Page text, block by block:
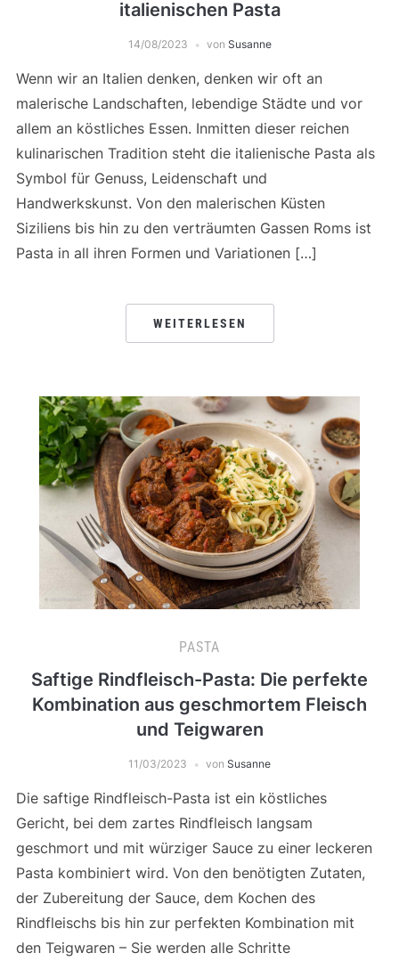
italienischen Pasta
14/08/2023 von Susanne
Wenn wir an Italien denken, denken wir oft an
malerische Landschaften, lebendige Städte und vor
allem an köstliches Essen. Inmitten dieser reichen
kulinarischen Tradition steht die italienische Pasta als
Symbol für Genuss, Leidenschaft und
Handwerkskunst. Von den malerischen Küsten
Siziliens bis hin zu den verträumten Gassen Roms ist
Pasta in all ihren Formen und Variationen […]
WEITERLESEN
PASTA
Saftige Rindfleisch-Pasta: Die perfekte
Kombination aus geschmortem Fleisch
und Teigwaren
11/03/2023 von Susanne
Die saftige Rindfleisch-Pasta ist ein köstliches
Gericht, bei dem zartes Rindfleisch langsam
geschmort und mit würziger Sauce zu einer leckeren
Pasta kombiniert wird. Von den benötigten Zutaten,
der Zubereitung der Sauce, dem Kochen des
Rindfleischs bis hin zur perfekten Kombination mit
den Teigwaren – Sie werden alle Schritte